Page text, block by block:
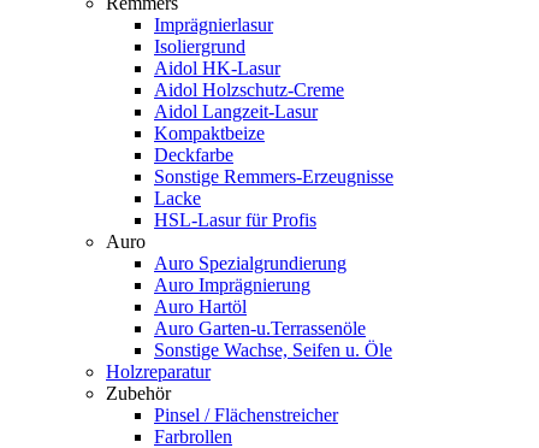
Imprägnierlasur
Isoliergrund
Aidol HK-Lasur
Aidol Holzschutz-Creme
Aidol Langzeit-Lasur
Kompaktbeize
Deckfarbe
Sonstige Remmers-Erzeugnisse
Lacke
HSL-Lasur für Profis
Auro
Auro Spezialgrundierung
Auro Imprägnierung
Auro Hartöl
Auro Garten-u.Terrassenöle
Sonstige Wachse, Seifen u. Öle
Holzreparatur
Zubehör
Pinsel / Flächenstreicher
Farbrollen